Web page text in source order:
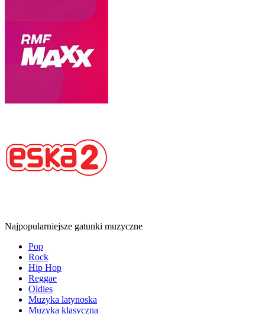
Najpopularniejsze gatunki muzyczne
Pop
Rock
Hip Hop
Reggae
Oldies
Muzyka latynoska
Muzyka klasyczna